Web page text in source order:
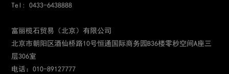
Tel: 0433-6438888
富丽榄石贸易（北京）有限公司
北京市朝阳区酒仙桥路10号恒通国际商务园B36楼零秒空间A座三
层306室
电话：010-89127777